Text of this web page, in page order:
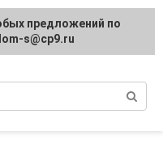
предложений по
s@cp9.ru